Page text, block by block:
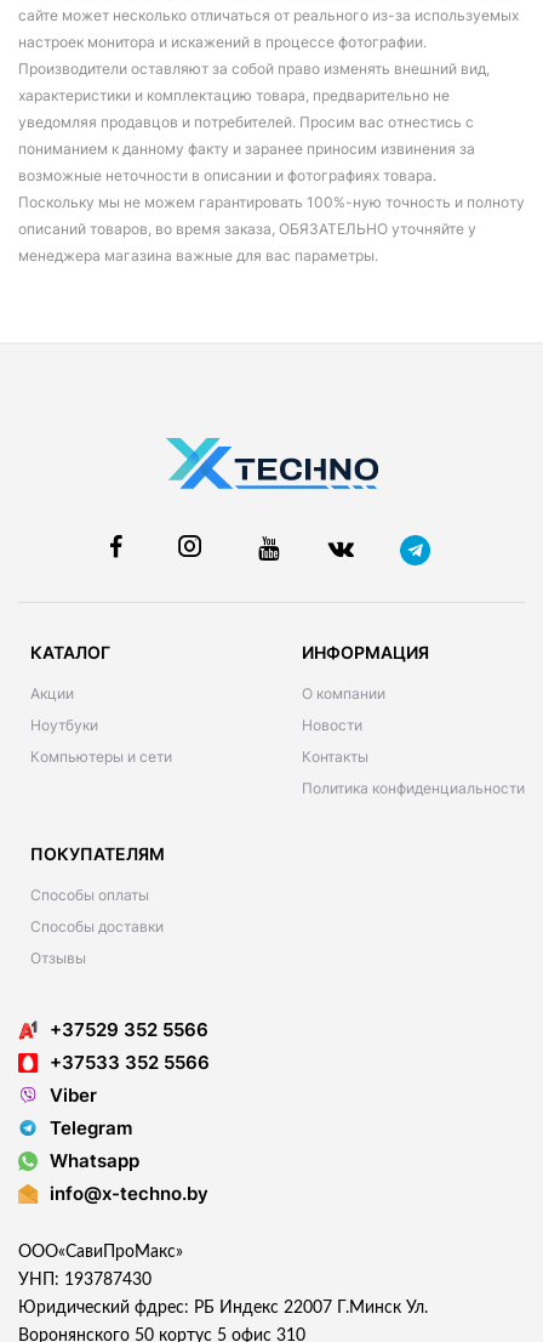
сайте может несколько отличаться от реального из-за используемых
настроек монитора и искажений в процессе фотографии.
Производители оставляют за собой право изменять внешний вид,
характеристики и комплектацию товара, предварительно не
уведомляя продавцов и потребителей. Просим вас отнестись с
пониманием к данному факту и заранее приносим извинения за
возможные неточности в описании и фотографиях товара.
Поскольку мы не можем гарантировать 100%-ную точность и полноту
описаний товаров, во время заказа, ОБЯЗАТЕЛЬНО уточняйте у
менеджера магазина важные для вас параметры.
КАТАЛОГ
Акции
Ноутбуки
Компьютеры и сети
ИНФОРМАЦИЯ
О компании
Новости
Контакты
Политика конфиденциальности
ПОКУПАТЕЛЯМ
Способы оплаты
Способы доставки
Отзывы
+37529 352 5566
+37533 352 5566
Viber
Telegram
Whatsapp
info@x-techno.by
ООО«СавиПроМакс»
УНП: 193787430
Юридический фдрес: РБ Индекс 22007 Г.Минск Ул.
Воронянского 50 кортус 5 офис 310